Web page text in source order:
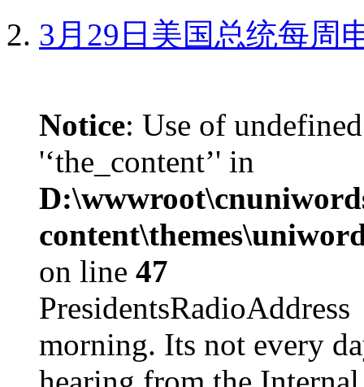
3月29日美国总统每周
Notice: Use of
'‘the_content’' in
on line 47
morning. Its not every